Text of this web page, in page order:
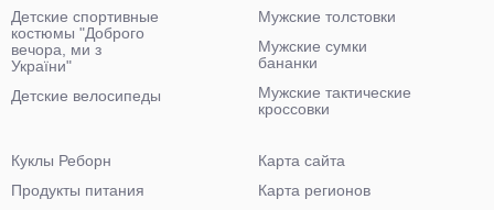
Детские спортивные
костюмы "Доброго
вечора, ми з
України"
Детские велосипеды
Мужские толстовки
Мужские сумки
бананки
Мужские тактические
кроссовки
Куклы Реборн
Продукты питания
Карта сайта
Карта регионов